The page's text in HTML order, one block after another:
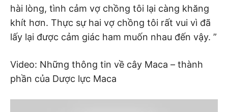
hài lòng, tình cảm vợ chồng tôi lại càng khăng
khít hơn. Thực sự hai vợ chồng tôi rất vui vì đã
lấy lại được cảm giác ham muốn nhau đến vậy. ”
Video: Những thông tin về cây Maca – thành
phần của Dược lực Maca